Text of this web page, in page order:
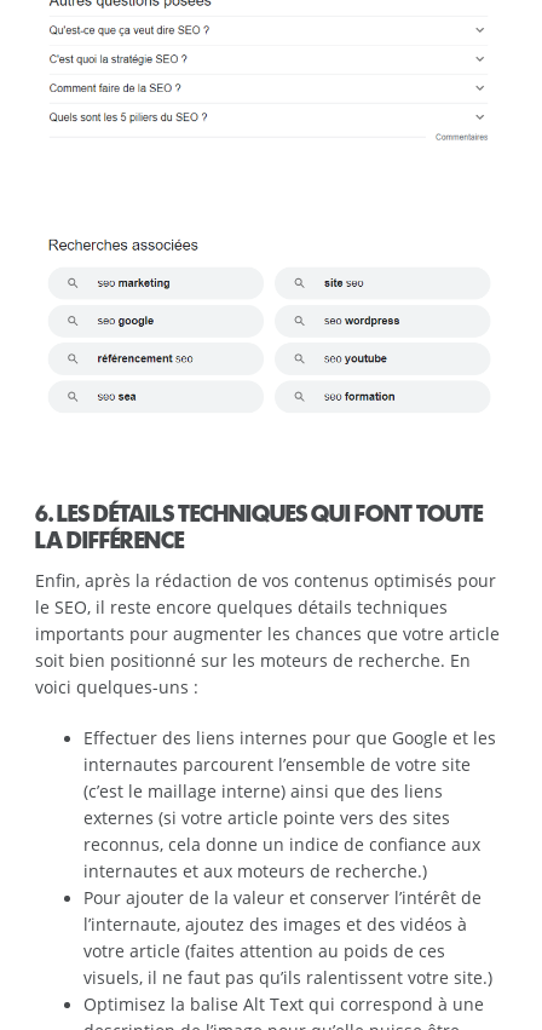
6. LES DÉTAILS TECHNIQUES QUI FONT TOUTE
LA DIFFÉRENCE
Enfin, après la rédaction de vos contenus optimisés pour
le SEO, il reste encore quelques détails techniques
importants pour augmenter les chances que votre article
soit bien positionné sur les moteurs de recherche. En
voici quelques-uns :
Effectuer des liens internes pour que Google et les
internautes parcourent l’ensemble de votre site
(c’est le maillage interne) ainsi que des liens
externes (si votre article pointe vers des sites
reconnus, cela donne un indice de confiance aux
internautes et aux moteurs de recherche.)
Pour ajouter de la valeur et conserver l’intérêt de
l’internaute, ajoutez des images et des vidéos à
votre article (faites attention au poids de ces
visuels, il ne faut pas qu’ils ralentissent votre site.)
Optimisez la balise Alt Text qui correspond à une